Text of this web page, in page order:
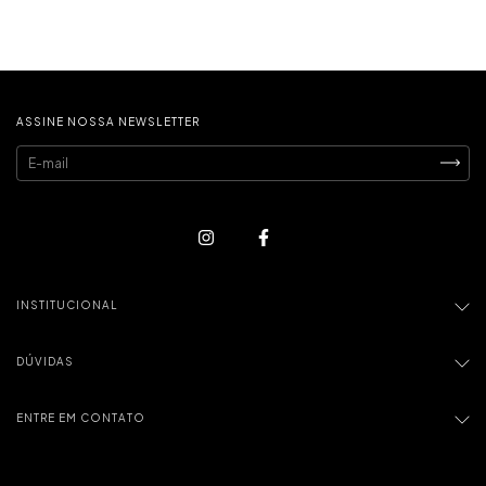
ASSINE NOSSA NEWSLETTER
INSTITUCIONAL
DÚVIDAS
ENTRE EM CONTATO